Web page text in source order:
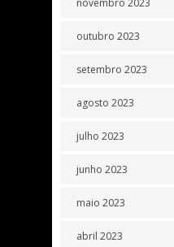
novembro 2023
outubro 2023
setembro 2023
agosto 2023
julho 2023
junho 2023
maio 2023
abril 2023